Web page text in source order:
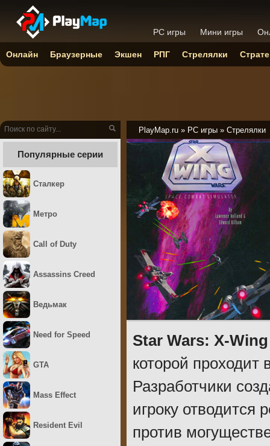
PlayMap.ru » PC игры » Стрелялки
Star Wars: X-Wing
которой проходит
Разработчики
игроку отводится
против
Популярные серии
Сталкер
Метро
Call of Duty
Assassins Creed
Ведьмак
Need for Speed
GTA
Mass Effect
Resident Evil
PC игры Мини игры
Онлайн Браузерные Экшен РПГ Стрелялки